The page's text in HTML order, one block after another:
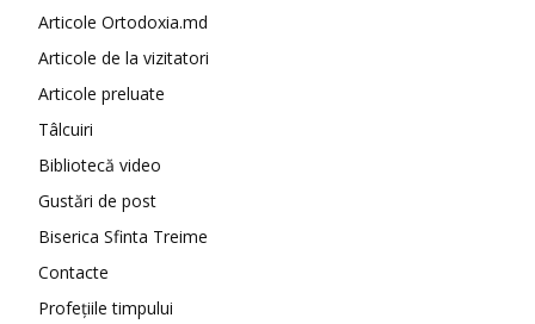
Articole Ortodoxia.md
Articole de la vizitatori
Articole preluate
Tâlcuiri
Bibliotecă video
Gustări de post
Biserica Sfinta Treime
Contacte
Profețiile timpului